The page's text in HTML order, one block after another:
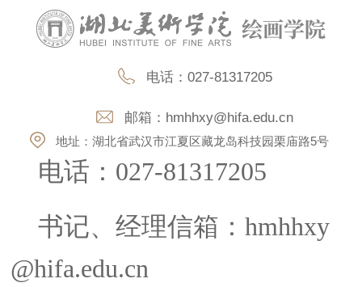
第 2 页
电话：027-81317205
邮箱： hmhhxy@hifa.edu.cn
地址：湖北省武汉市江夏区藏龙岛科技园栗庙路5号
电话： 027-81317205
书记、经理信箱：hmhhxy
@hifa.edu.cn